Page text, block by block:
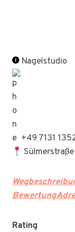
Nagelstudio
+49 7131
Rating